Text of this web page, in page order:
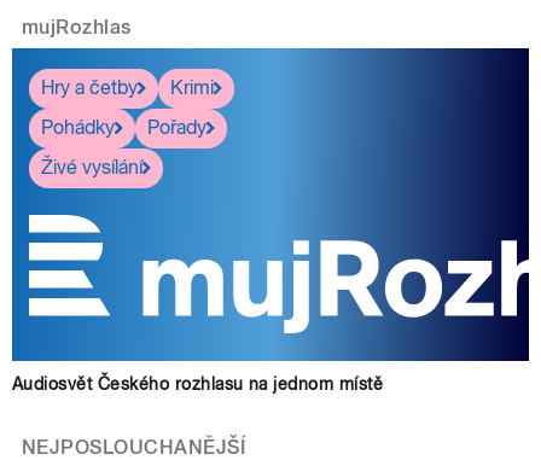
mujRozhlas
Hry a četby
Krimi
Pohádky
Pořady
Živé vysílání
Audiosvět Českého rozhlasu na jednom místě
NEJPOSLOUCHANĚJŠÍ